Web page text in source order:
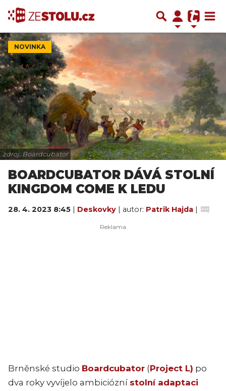
NOVINKA
zdroj: Boardcubator
BOARDCUBATOR DÁVÁ STOLNÍ
KINGDOM COME K LEDU
28. 4. 2023 8:45 | Deskovky | autor: Patrik Hajda |
Brněnské studio Boardcubator (Project L) po
dva roky vyvíjelo ambiciózní stolní adaptaci